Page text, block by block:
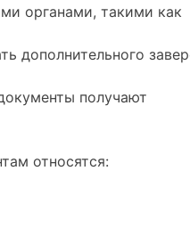
органами, такими как
дополнительного
получают
относятся: